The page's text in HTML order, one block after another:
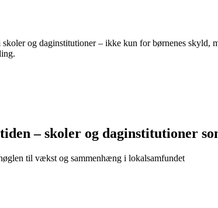
og daginstitutioner – ikke kun for børnenes
– skoler og daginstitutioner
til vækst og sammenhæng i lokalsamfundet